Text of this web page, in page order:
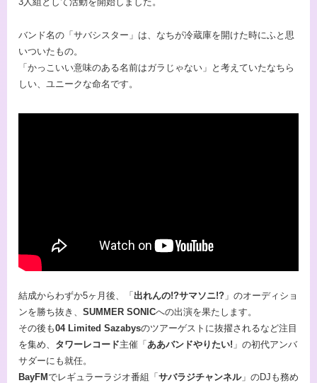
バンド名の「サバシスター」は、なちが冷蔵庫を開けた時にふと思
いついたもの。
「かっこいい意味のある名前はガラじゃない」と考えていたなちら
しい、ユニークな命名です。
結成からわずか5ヶ月後、「 出れんの!?サマソニ!? 」のオーディショ
ンを勝ち抜き、 SUMMER SONICへの出演を果たします。
その後も04 Limited Sazabysのツアーゲストに抜擢されるなど注目
を集め、 タワーレコード主催「 ああバンドやりたい! 」の初代アンバ
サダーにも就任。
BayFMでレギュラーラジオ番組「 サバラジチャンネル」のDJも務め